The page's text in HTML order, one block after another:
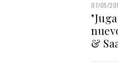
07/05/
&